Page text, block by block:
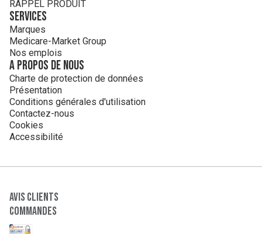
RAPPEL PRODUIT
Services
Marques
Medicare-Market Group
Nos emplois
A propos de nous
Charte de protection de données
Présentation
Conditions générales d'utilisation
Contactez-nous
Cookies
Accessibilité
Avis clients
Commandes